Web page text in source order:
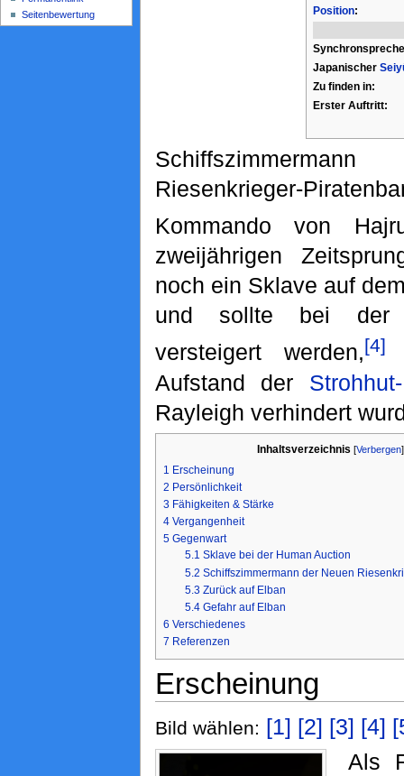
Position:
Japanischer
Zu finden in:
Erster Auftritt:
Riesenkrieger-
Kommando von
zweijährigen
noch ein Sklave auf
und sollte bei
versteigert werden,[4]
Aufstand der
Rayleigh verhindert
Inhaltsverzeichnis [Verbergen]
1 Erscheinung
2 Persönlichkeit
3 Fähigkeiten & Stärke
4 Vergangenheit
5 Gegenwart
5.1 Sklave bei der Human Auction
5.2 Schiffszimmermann der Neuen
5.3 Zurück auf Elban
5.4 Gefahr auf Elban
6 Verschiedenes
7 Referenzen
Erscheinung
Bild wählen: [1] [2] [3] [4]
Als
Seitenbewertung